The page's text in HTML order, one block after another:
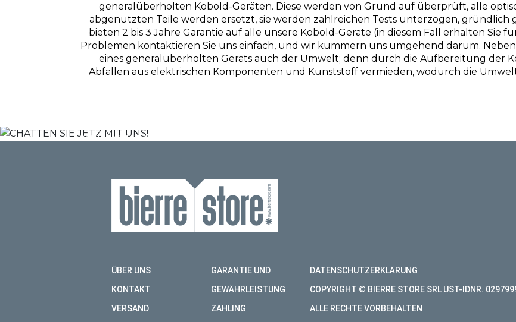
generalüberholten Kobold-Geräten. Diese werden von Grund auf überprüft, alle
abgenutzten Teile werden ersetzt, sie werden zahlreichen Tests unterzogen,
bieten 2 bis 3 Jahre Garantie auf alle unsere Kobold-Geräte (in diesem Fall erhalten Sie
Problemen kontaktieren Sie uns einfach, und wir kümmern uns umgehend darum.
eines generalüberholten Geräts auch der Umwelt; denn durch die Aufbereitung der
Abfällen aus elektrischen Komponenten und Kunststoff vermieden, wodurch die
CHATTEN SIE JETZ
KONTAKTIEREN SIE UNS AUF WHATSAPP, UM BERATUNG FÜR IHREN
CHATTEN SIE JETZT MIT UNS!
ÜBER UNS
KONTAKT
VERSAND
GARANTIE UND
GEWÄHRLEISTUNG
ZAHLING
DATENSCHUTZERKLÄRUNG
COPYRIGHT © BIERRE STORE SRL UST-IDNR.
ALLE RECHTE VORBEHALTEN